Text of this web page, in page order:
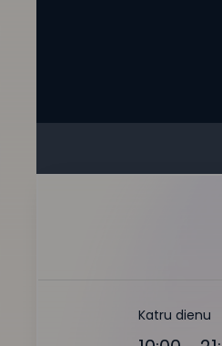
Katru dienu